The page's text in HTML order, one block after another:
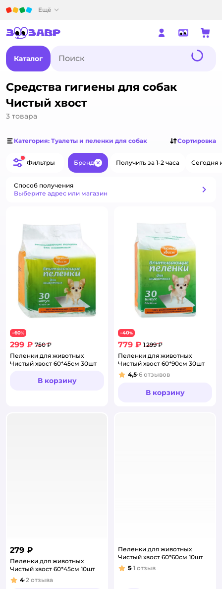
Ещё
Каталог
Средства гигиены для собак
Чистый хвост
3 товара
Категория: Туалеты и пеленки для собак Сортировка
Фильтры Бренд ЗакрытьПолучить за 1-2 часа Сегодня
Способ получения
Выберите адрес или магазин
−60%
299 ₽ 750 ₽
Пеленки для животных
Чистый хвост 60*45см 30шт
В корзину
−40%
779 ₽ 1 299 ₽
Пеленки для животных
Чистый хвост 60*90см 30шт
Рейтинг:
4,5 6 отзывов
В корзину
279 ₽
Пеленки для животных
Чистый хвост 60*45см 10шт
Рейтинг:
4 2 отзыва
Пеленки для животных
Чистый хвост 60*60см 10шт
Рейтинг:
5 1 отзыв